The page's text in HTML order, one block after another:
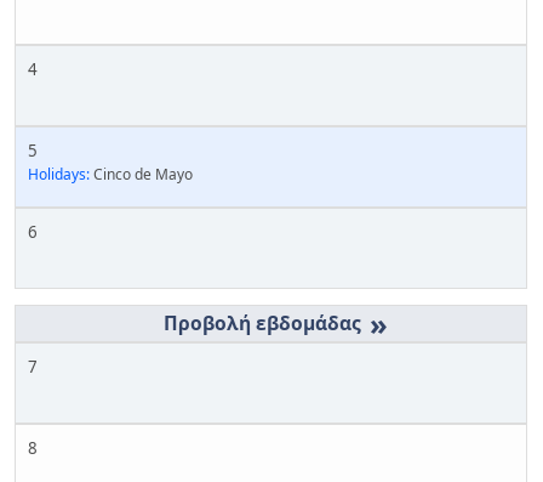
4
5
Holidays:Cinco de Mayo
6
»
7
8